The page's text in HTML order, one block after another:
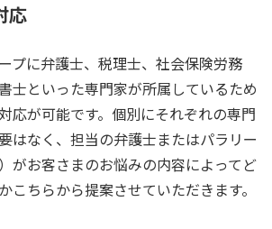
応
プに弁護士、税理士、社会保険労務
士といった専門家が所属しているため
応が可能です。個別にそれぞれの専門
はなく、担当の弁護士またはパラリー
がお客さまのお悩みの内容によってど
こちらから提案させていただきます。